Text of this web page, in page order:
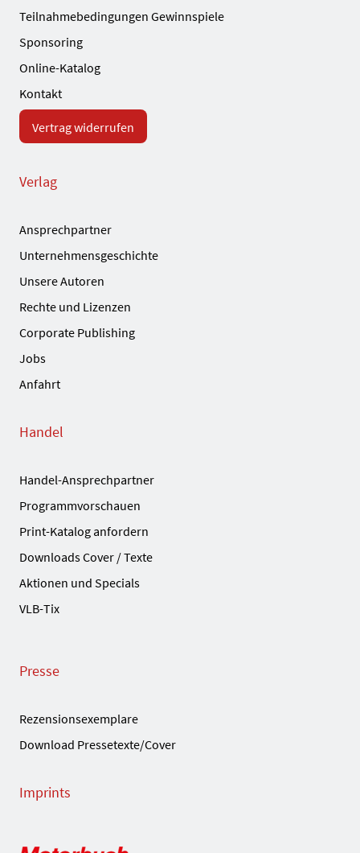
Teilnahmebedingungen Gewinnspiele
Sponsoring
Online-Katalog
Kontakt
Vertrag widerrufen
Verlag
Ansprechpartner
Unternehmensgeschichte
Unsere Autoren
Rechte und Lizenzen
Corporate Publishing
Jobs
Anfahrt
Handel
Handel-Ansprechpartner
Programmvorschauen
Print-Katalog anfordern
Downloads Cover / Texte
Aktionen und Specials
VLB-Tix
Presse
Rezensionsexemplare
Download Pressetexte/Cover
Imprints